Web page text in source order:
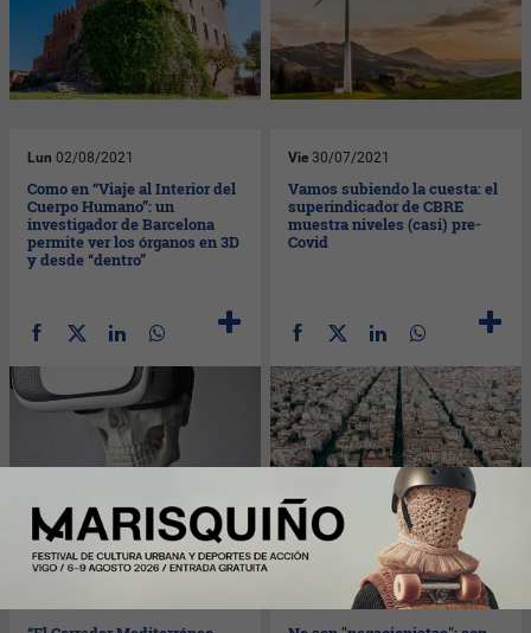
Lun 02/08/2021
Como en “Viaje al Interior del
Cuerpo Humano”: un
investigador de Barcelona
permite ver los órganos en 3D
y desde “dentro”
Vie 30/07/2021
Vamos subiendo la cuesta: el
superindicador de CBRE
muestra niveles (casi) pre-
Covid
28/07/2021